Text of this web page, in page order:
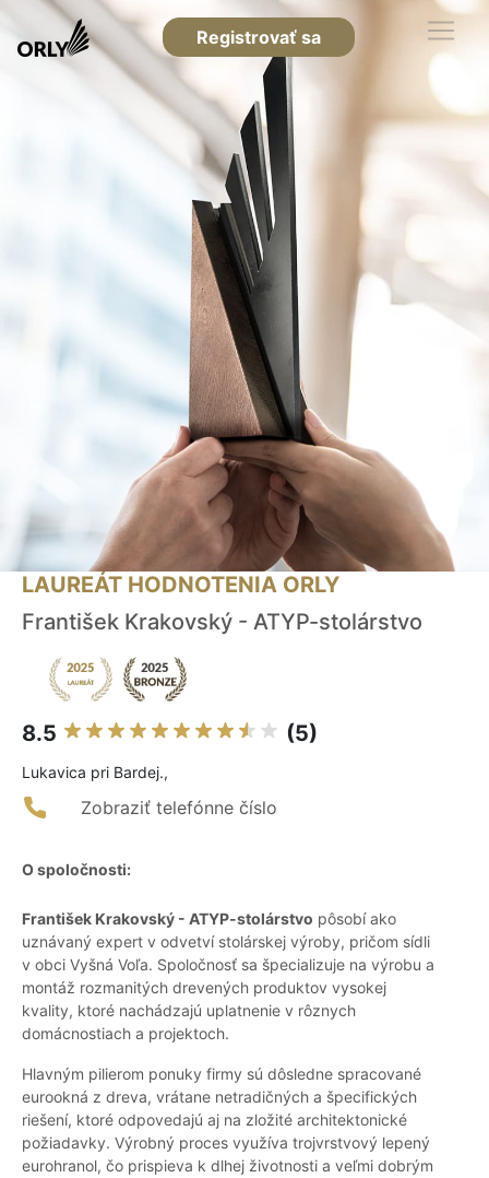
Registrovať sa
LAUREÁT HODNOTENIA ORLY
František Krakovský - ATYP-stolárstvo
8.5 (5)
Lukavica pri Bardej.,
Zobraziť telefónne číslo
O spoločnosti:
František Krakovský - ATYP-stolárstvo pôsobí ako
uznávaný expert v odvetví stolárskej výroby, pričom sídli
v obci Vyšná Voľa. Spoločnosť sa špecializuje na výrobu a
montáž rozmanitých drevených produktov vysokej
kvality, ktoré nachádzajú uplatnenie v rôznych
domácnostiach a projektoch.
Hlavným pilierom ponuky firmy sú dôsledne spracované
eurookná z dreva, vrátane netradičných a špecifických
riešení, ktoré odpovedajú aj na zložité architektonické
požiadavky. Výrobný proces využíva trojvrstvový lepený
eurohranol, čo prispieva k dlhej životnosti a veľmi dobrým